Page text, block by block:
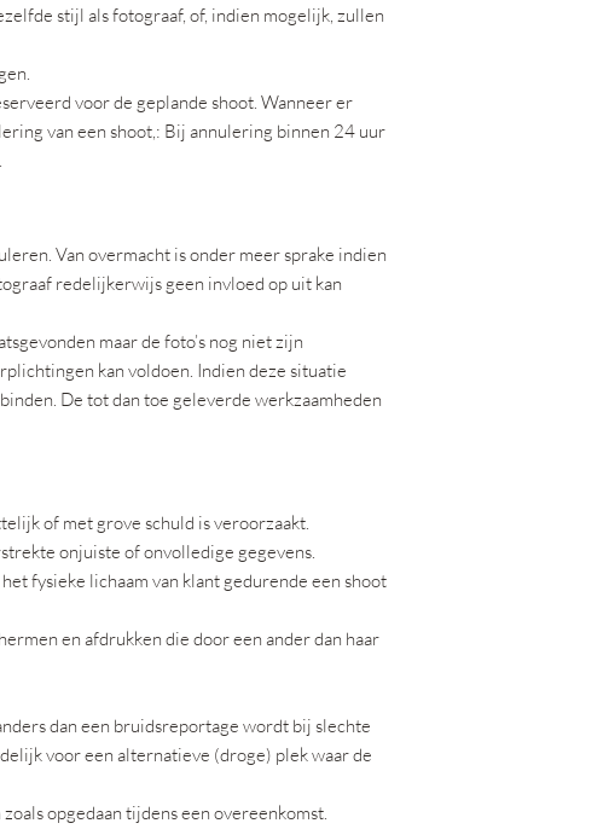
stijl als fotograaf, of, indien mogelijk, zullen
voor de geplande shoot. Wanneer er
van een shoot,: Bij annulering binnen 24 uur
Van overmacht is onder meer sprake indien
redelijkerwijs geen invloed op uit kan
maar de foto’s nog niet zijn
kan voldoen. Indien deze situatie
De tot dan toe geleverde werkzaamheden
of met grove schuld is veroorzaakt.
onjuiste of onvolledige gegevens.
fysieke lichaam van klant gedurende een shoot
en afdrukken die door een ander dan haar
dan een bruidsreportage wordt bij slechte
voor een alternatieve (droge) plek waar de
opgedaan tijdens een overeenkomst.